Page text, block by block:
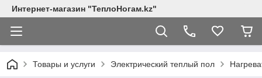
Интернет-магазин "ТеплоНогам.kz"
Товары и услуги Электрический теплый пол